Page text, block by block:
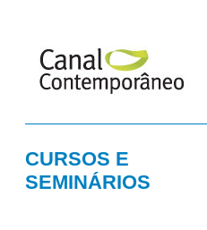
CURSOS E
SEMINÁRIOS